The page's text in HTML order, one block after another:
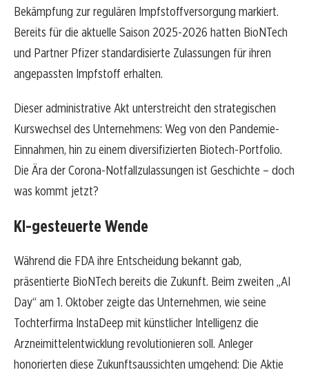
Bekämpfung zur regulären Impfstoffversorgung markiert.
Bereits für die aktuelle Saison 2025-2026 hatten BioNTech
und Partner Pfizer standardisierte Zulassungen für ihren
angepassten Impfstoff erhalten.
Dieser administrative Akt unterstreicht den strategischen
Kurswechsel des Unternehmens: Weg von den Pandemie-
Einnahmen, hin zu einem diversifizierten Biotech-Portfolio.
Die Ära der Corona-Notfallzulassungen ist Geschichte – doch
was kommt jetzt?
KI-gesteuerte Wende
Während die FDA ihre Entscheidung bekannt gab,
präsentierte BioNTech bereits die Zukunft. Beim zweiten „AI
Day“ am 1. Oktober zeigte das Unternehmen, wie seine
Tochterfirma InstaDeep mit künstlicher Intelligenz die
Arzneimittelentwicklung revolutionieren soll. Anleger
honorierten diese Zukunftsaussichten umgehend: Die Aktie